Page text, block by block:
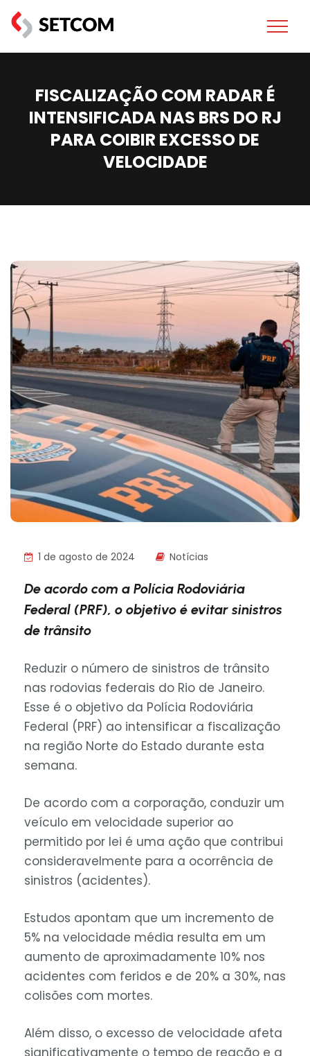
FISCALIZAÇÃO COM RADAR É
INTENSIFICADA NAS BRS DO RJ
PARA COIBIR EXCESSO DE
VELOCIDADE
1 de agosto de 2024 Notícias
De acordo com a Polícia Rodoviária
Federal (PRF), o objetivo é evitar sinistros
de trânsito
Reduzir o número de sinistros de trânsito
nas rodovias federais do Rio de Janeiro.
Esse é o objetivo da Polícia Rodoviária
Federal (PRF) ao intensificar a fiscalização
na região Norte do Estado durante esta
semana.
De acordo com a corporação, conduzir um
veículo em velocidade superior ao
permitido por lei é uma ação que contribui
consideravelmente para a ocorrência de
sinistros (acidentes).
Estudos apontam que um incremento de
5% na velocidade média resulta em um
aumento de aproximadamente 10% nos
acidentes com feridos e de 20% a 30%, nas
colisões com mortes.
Além disso, o excesso de velocidade afeta
significativamente o tempo de reação e a